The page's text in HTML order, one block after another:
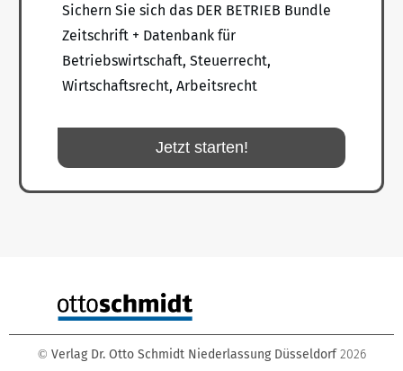
Sichern Sie sich das DER BETRIEB Bundle
Zeitschrift + Datenbank für
Betriebswirtschaft, Steuerrecht,
Wirtschaftsrecht, Arbeitsrecht
Jetzt starten!
© Verlag Dr. Otto Schmidt Niederlassung Düsseldorf 2026